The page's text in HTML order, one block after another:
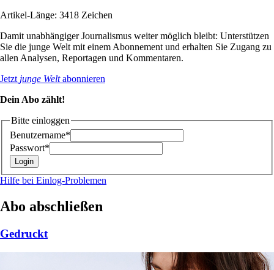
Artikel-Länge: 3418 Zeichen
Damit unabhängiger Journalismus weiter möglich bleibt: Unterstützen
Sie die junge Welt mit einem Abonnement und erhalten Sie Zugang zu
allen Analysen, Reportagen und Kommentaren.
Jetzt junge Weltabonnieren
Dein Abo zählt!
Bitte einloggen
Benutzername*
Passwort*
Hilfe bei Einlog-Problemen
Abo abschließen
Gedruckt